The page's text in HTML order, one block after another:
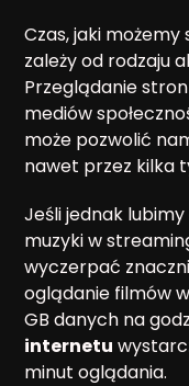
Czas, jaki
zależy od rodzaju
Przeglądanie
mediów
może pozwolić
nawet przez kilka
Jeśli jednak
muzyki w
wyczerpać
oglądanie filmów
GB danych na
internetu
minut oglądania.